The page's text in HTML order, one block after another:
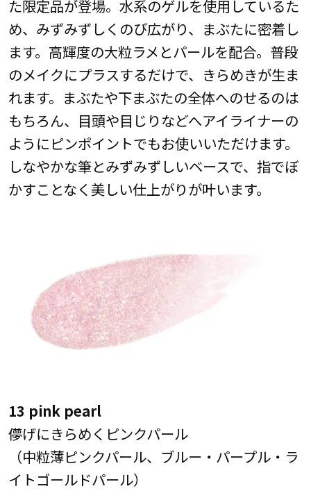
た限定品が登場。水系のゲルを使用しているた
め、みずみずしくのび広がり、まぶたに密着し
ます。高輝度の大粒ラメとパールを配合。普段
のメイクにプラスするだけで、きらめきが生ま
れます。まぶたや下まぶたの全体へのせるのは
もちろん、目頭や目じりなどへアイライナーの
ようにピンポイントでもお使いいただけます。
しなやかな筆とみずみずしいベースで、指でぼ
かすことなく美しい仕上がりが叶います。
13 pink pearl
儚げにきらめくピンクパール
（中粒薄ピンクパール、ブルー・パープル・ラ
イトゴールドパール）